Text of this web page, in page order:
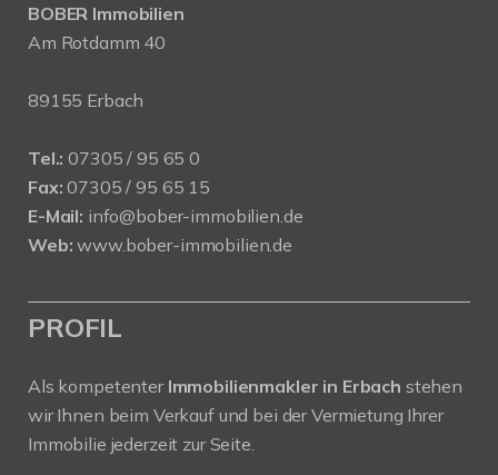
BOBER Immobilien
Am Rotdamm 40
89155 Erbach
Tel.: 07305 / 95 65 0
Fax: 07305 / 95 65 15
E-Mail: info@bober-immobilien.de
Web: www.bober-immobilien.de
PROFIL
Als kompetenter Immobilienmakler in Erbach stehen
wir Ihnen beim Verkauf und bei der Vermietung Ihrer
Immobilie jederzeit zur Seite.